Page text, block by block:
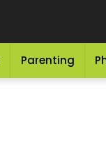
Parenting